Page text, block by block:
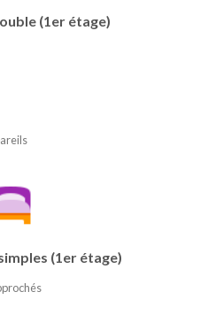
(1er étage)
(1er étage)